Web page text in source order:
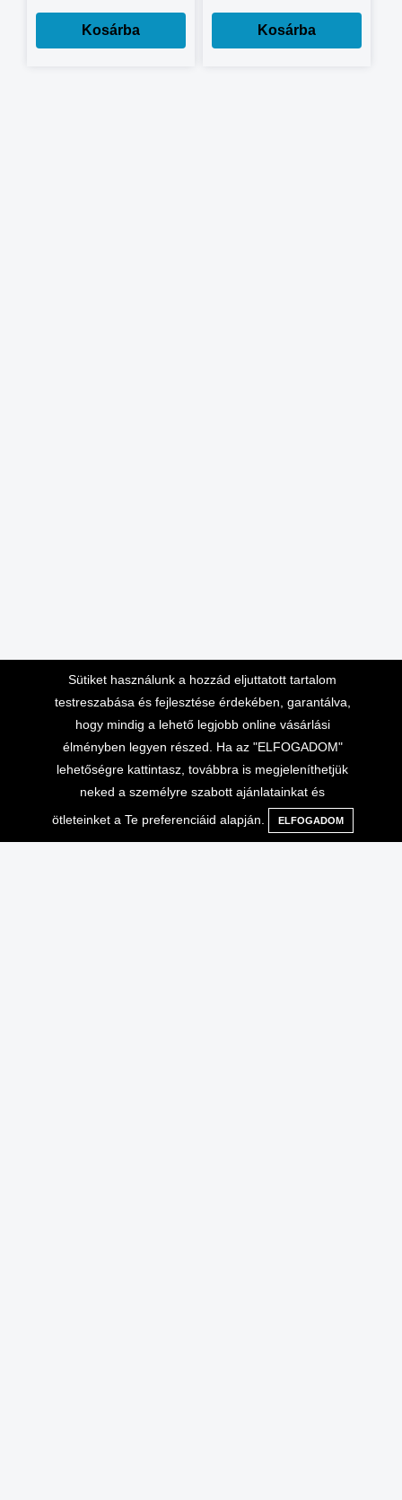
Menü Kategóriák Keresés
Kosárba Kosárba
Sütiket használunk a hozzád eljuttatott tartalom
testreszabása és fejlesztése érdekében, garantálva,
hogy mindig a lehető legjobb online vásárlási
élményben legyen részed. Ha az "ELFOGADOM"
lehetőségre kattintasz, továbbra is megjeleníthetjük
neked a személyre szabott ajánlatainkat és
ötleteinket a Te preferenciáid alapján.
ELFOGADOM